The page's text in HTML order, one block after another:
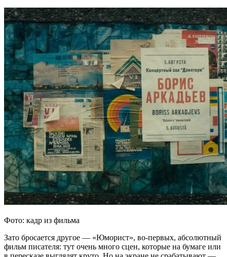
Фото: кадр из фильма
Зато бросается другое — «Юморист», во-первых, абсолютный
фильм писателя: тут очень много сцен, которые на бумаге или